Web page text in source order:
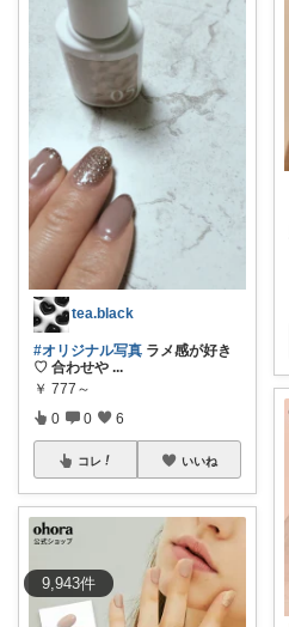
9,943件
tea.black
#オリジナル写真 ラメ感が好き
♡ 合わせや ...
￥ 777～
0 0 6
コレ いいね